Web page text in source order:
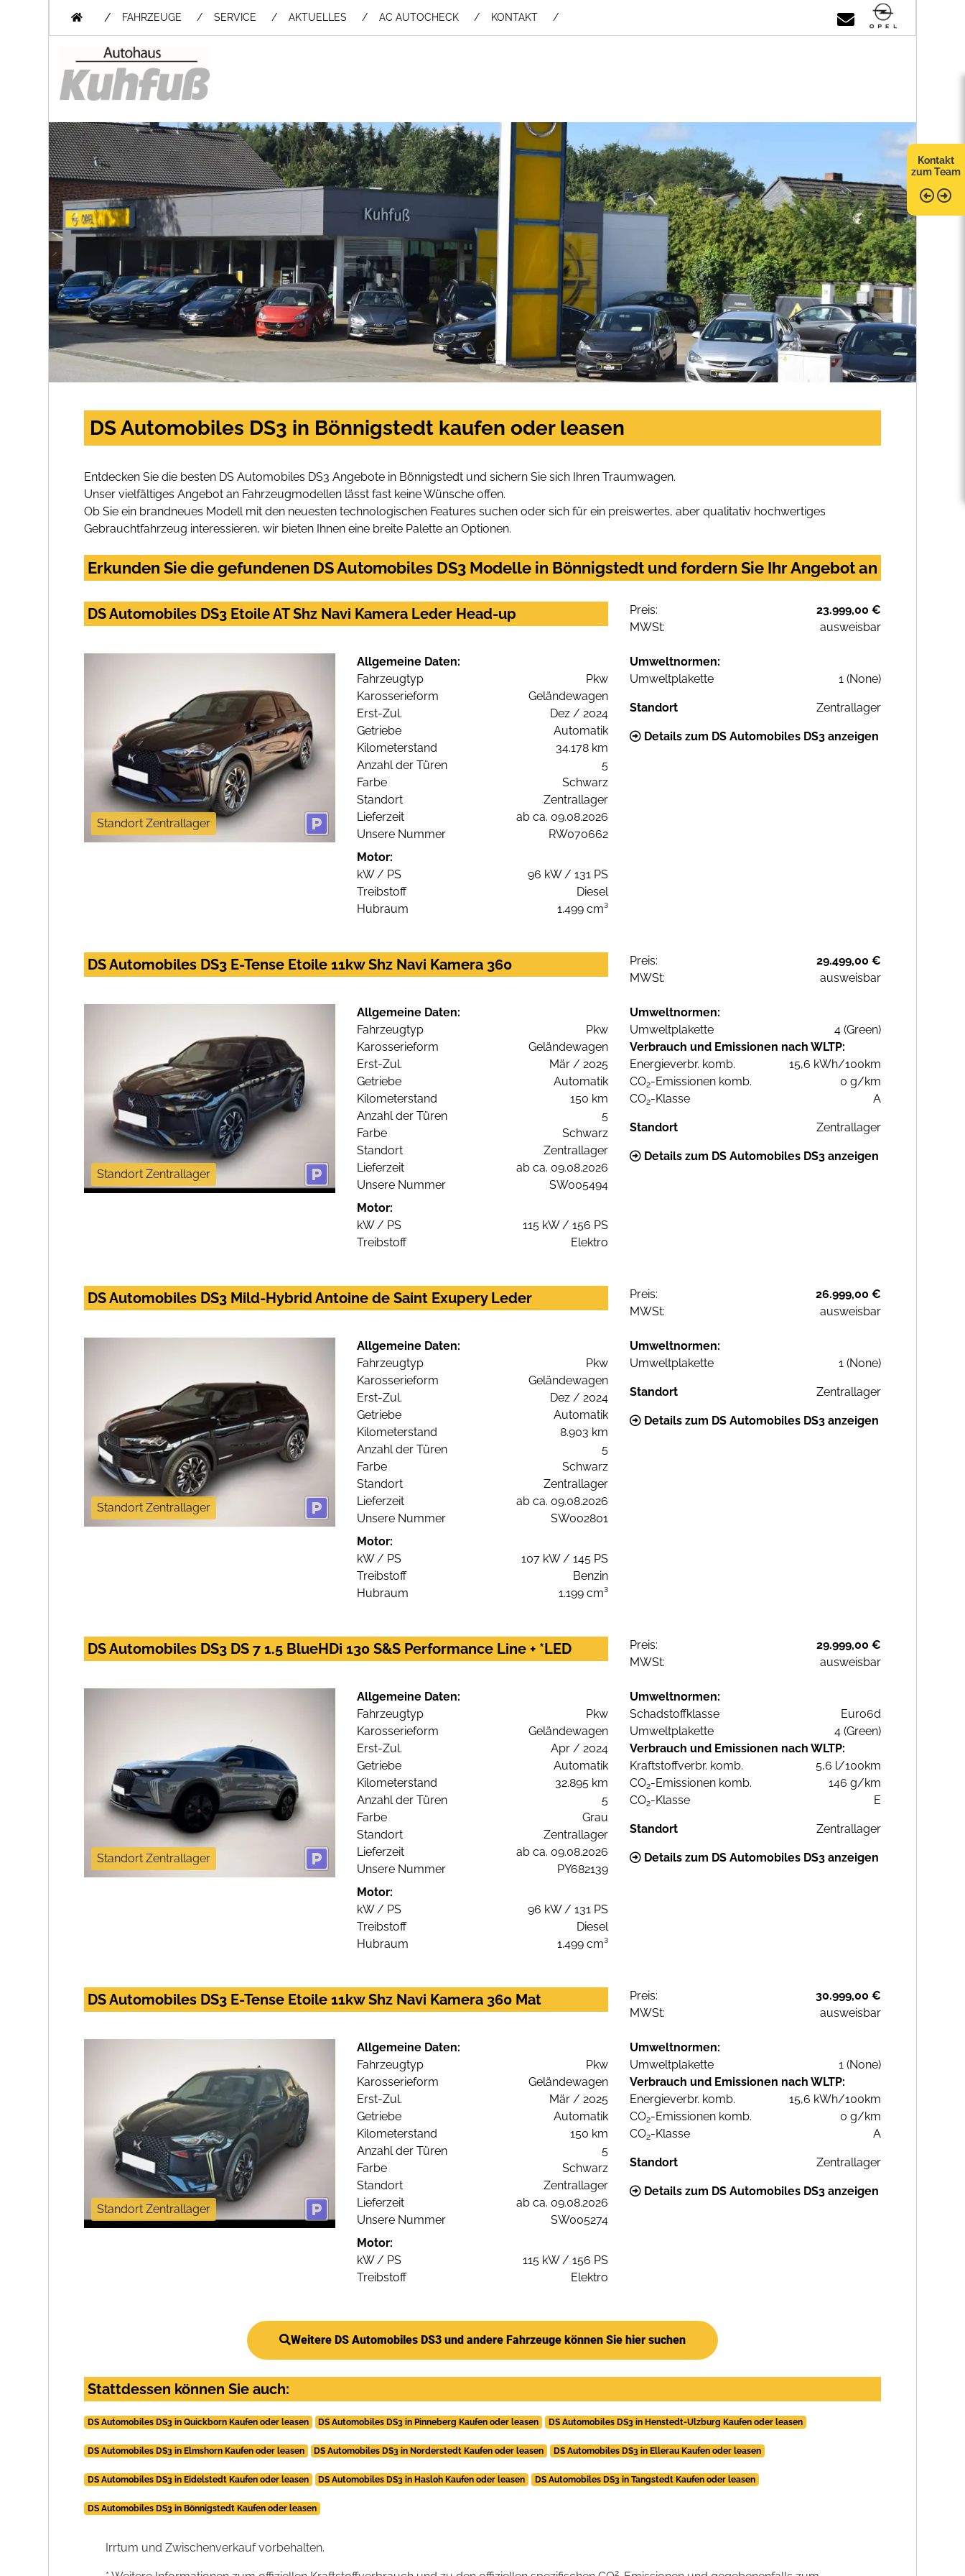
/ FAHRZEUGE SERVICE AKTUELLES AC AUTOCHECK KONTAKT
Kontakt
zum Team
DS Automobiles DS3 in Bönnigstedt kaufen oder leasen
Entdecken Sie die besten DS Automobiles DS3 Angebote in Bönnigstedt und sichern Sie sich Ihren Traumwagen.
Unser vielfältiges Angebot an Fahrzeugmodellen lässt fast keine Wünsche offen.
Ob Sie ein brandneues Modell mit den neuesten technologischen Features suchen oder sich für ein preiswertes, aber qualitativ hochwertiges
Gebrauchtfahrzeug interessieren, wir bieten Ihnen eine breite Palette an Optionen.
Erkunden Sie die gefundenen DS Automobiles DS3 Modelle in Bönnigstedt und fordern Sie Ihr Angebot an
DS Automobiles DS3 Etoile AT Shz Navi Kamera Leder Head-up Preis:
23.999,00 €
MWSt:
ausweisbar
Standort Zentrallager
Allgemeine Daten:
Fahrzeugtyp
Pkw
Karosserieform
Geländewagen
Erst-Zul.
Dez / 2024
Getriebe
Automatik
Kilometerstand
34.178 km
Anzahl der Türen
5
Farbe
Schwarz
Standort
Zentrallager
Lieferzeit
ab ca. 09.08.2026
Unsere Nummer
RW070662
Motor:
kW / PS
96 kW / 131 PS
Treibstoff
Diesel
Hubraum
1.499 cm³
Umweltnormen:
Umweltplakette
1 (None)
Standort Zentrallager
Details zum DS Automobiles DS3 anzeigen
DS Automobiles DS3 E-Tense Etoile 11kw Shz Navi Kamera 360 Preis:
29.499,00 €
MWSt:
ausweisbar
Standort Zentrallager
Allgemeine Daten:
Fahrzeugtyp
Pkw
Karosserieform
Geländewagen
Erst-Zul.
Mär / 2025
Getriebe
Automatik
Kilometerstand
150 km
Anzahl der Türen
5
Farbe
Schwarz
Standort
Zentrallager
Lieferzeit
ab ca. 09.08.2026
Unsere Nummer
SW005494
Motor:
kW / PS
115 kW / 156 PS
Treibstoff
Elektro
Umweltnormen:
Umweltplakette
4 (Green)
Verbrauch und Emissionen nach WLTP:
Energieverbr. komb.
15,6 kWh/100km
CO2-Emissionen komb.
0 g/km
CO2-Klasse A
Standort Zentrallager
Details zum DS Automobiles DS3 anzeigen
DS Automobiles DS3 Mild-Hybrid Antoine de Saint Exupery Leder Preis:
26.999,00 €
MWSt:
ausweisbar
Standort Zentrallager
Allgemeine Daten:
Fahrzeugtyp
Pkw
Karosserieform
Geländewagen
Erst-Zul.
Dez / 2024
Getriebe
Automatik
Kilometerstand
8.903 km
Anzahl der Türen
5
Farbe
Schwarz
Standort
Zentrallager
Lieferzeit
ab ca. 09.08.2026
Unsere Nummer
SW002801
Motor:
kW / PS
107 kW / 145 PS
Treibstoff
Benzin
Hubraum
1.199 cm³
Umweltnormen:
Umweltplakette
1 (None)
Standort Zentrallager
Details zum DS Automobiles DS3 anzeigen
DS Automobiles DS3 DS 7 1.5 BlueHDi 130 S&S Performance Line + *LED Preis:
29.999,00 €
MWSt:
ausweisbar
Standort Zentrallager
Allgemeine Daten:
Fahrzeugtyp
Pkw
Karosserieform
Geländewagen
Erst-Zul.
Apr / 2024
Getriebe
Automatik
Kilometerstand
32.895 km
Anzahl der Türen
5
Farbe
Grau
Standort
Zentrallager
Lieferzeit
ab ca. 09.08.2026
Unsere Nummer
PY682139
Motor:
kW / PS
96 kW / 131 PS
Treibstoff
Diesel
Hubraum
1.499 cm³
Umweltnormen:
Schadstoffklasse
Euro6d
Umweltplakette
4 (Green)
Verbrauch und Emissionen nach WLTP:
Kraftstoffverbr. komb.
5,6 l/100km
CO2-Emissionen komb.
146 g/km
CO2-Klasse E
Standort Zentrallager
Details zum DS Automobiles DS3 anzeigen
DS Automobiles DS3 E-Tense Etoile 11kw Shz Navi Kamera 360 Mat Preis:
30.999,00 €
MWSt:
ausweisbar
Standort Zentrallager
Allgemeine Daten:
Fahrzeugtyp
Pkw
Karosserieform
Geländewagen
Erst-Zul.
Mär / 2025
Getriebe
Automatik
Kilometerstand
150 km
Anzahl der Türen
5
Farbe
Schwarz
Standort
Zentrallager
Lieferzeit
ab ca. 09.08.2026
Unsere Nummer
SW005274
Motor:
kW / PS
115 kW / 156 PS
Treibstoff
Elektro
Umweltnormen:
Umweltplakette
1 (None)
Verbrauch und Emissionen nach WLTP:
Energieverbr. komb.
15,6 kWh/100km
CO2-Emissionen komb.
0 g/km
CO2-Klasse A
Standort Zentrallager
Details zum DS Automobiles DS3 anzeigen
Weitere DS Automobiles DS3 und andere Fahrzeuge können Sie hier suchen
Stattdessen können Sie auch:
DS Automobiles DS3 in Quickborn Kaufen oder leasen DS Automobiles DS3 in Pinneberg Kaufen oder leasen DS Automobiles DS3 in Henstedt-Ulzburg Kaufen oder leasen
DS Automobiles DS3 in Elmshorn Kaufen oder leasen DS Automobiles DS3 in Norderstedt Kaufen oder leasen DS Automobiles DS3 in Ellerau Kaufen oder leasen
DS Automobiles DS3 in Eidelstedt Kaufen oder leasen DS Automobiles DS3 in Hasloh Kaufen oder leasen DS Automobiles DS3 in Tangstedt Kaufen oder leasen
DS Automobiles DS3 in Bönnigstedt Kaufen oder leasen
Irrtum und Zwischenverkauf vorbehalten.
2